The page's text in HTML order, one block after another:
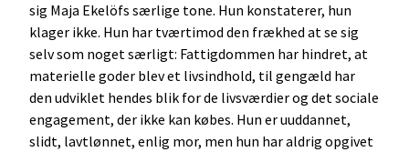
sig Maja Ekelöfs særlige tone. Hun konstaterer, hun
klager ikke. Hun har tværtimod den frækhed at se sig
selv som noget særligt: Fattigdommen har hindret, at
materielle goder blev et livsindhold, til gengæld har
den udviklet hendes blik for de livsværdier og det sociale
engagement, der ikke kan købes. Hun er uuddannet,
slidt, lavtlønnet, enlig mor, men hun har aldrig opgivet